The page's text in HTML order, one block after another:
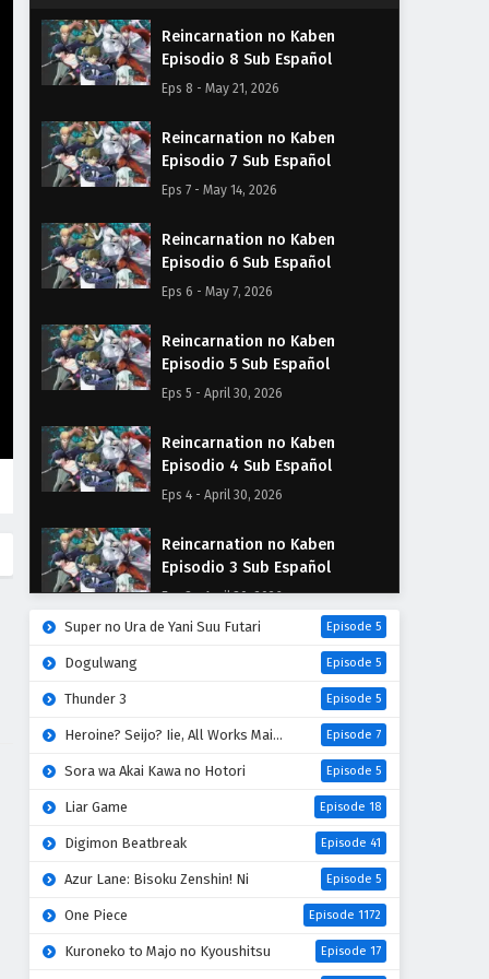
Reincarnation no Kaben
Episodio 8 Sub Español
Eps 8 - May 21, 2026
Reincarnation no Kaben
Episodio 7 Sub Español
Eps 7 - May 14, 2026
Reincarnation no Kaben
Episodio 6 Sub Español
Eps 6 - May 7, 2026
Reincarnation no Kaben
Episodio 5 Sub Español
Eps 5 - April 30, 2026
Reincarnation no Kaben
Episodio 4 Sub Español
Eps 4 - April 30, 2026
Reincarnation no Kaben
Episodio 3 Sub Español
Eps 3 - April 30, 2026
Episodio 2 Sub Español
Reincarnation no Kaben
Episodio 1 Sub Español
Super no Ura de Yani Suu Futari Episode 5
Dogulwang Episode 5
Thunder 3 Episode 5
Heroine? Seijo? Iie, All Works Maid desu (Hokori)! Episode 7
Sora wa Akai Kawa no Hotori Episode 5
Liar Game Episode 18
Digimon Beatbreak Episode 41
Azur Lane: Bisoku Zenshin! Ni Episode 5
One Piece Episode 1172
Kuroneko to Majo no Kyoushitsu Episode 17